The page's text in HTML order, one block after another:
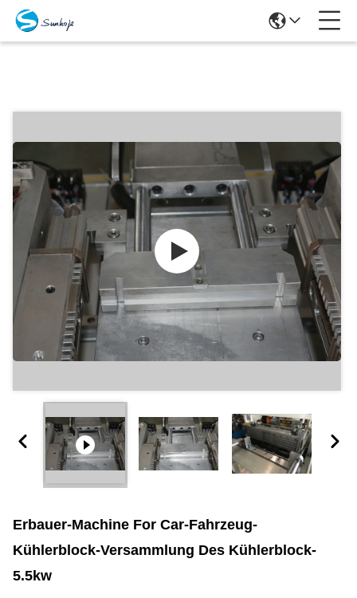
Erbauer-Machine For Car-Fahrzeug-
Kühlerblock-Versammlung Des Kühlerblock-
5.5kw